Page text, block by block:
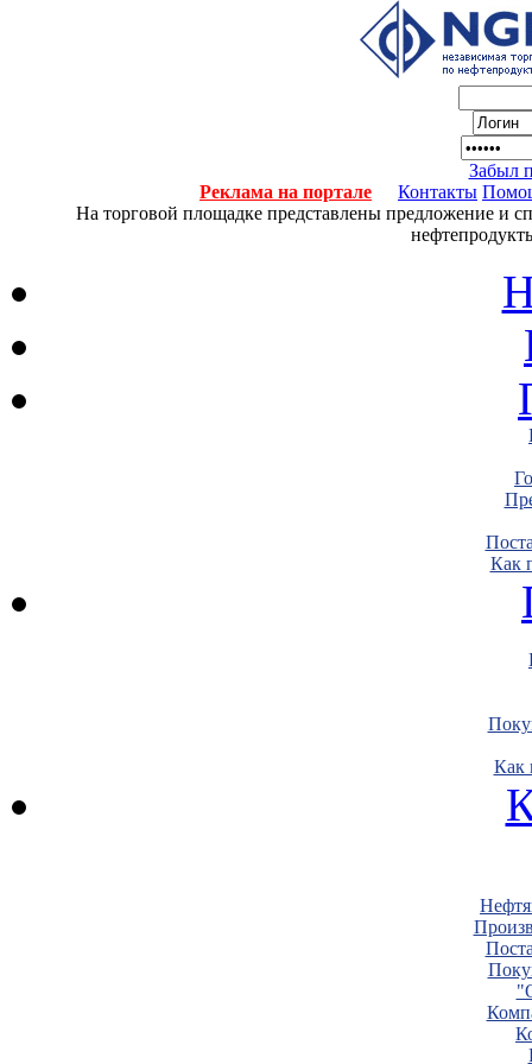
Забыл
Реклама на портале
Контакты
На торговой площадке представлены предложение и
Как
Как